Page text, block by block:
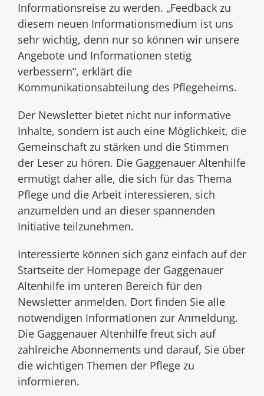
Informationsreise zu werden. „Feedback zu
diesem neuen Informationsmedium ist uns
sehr wichtig, denn nur so können wir unsere
Angebote und Informationen stetig
verbessern“, erklärt die
Kommunikationsabteilung des Pflegeheims.
Der Newsletter bietet nicht nur informative
Inhalte, sondern ist auch eine Möglichkeit, die
Gemeinschaft zu stärken und die Stimmen
der Leser zu hören. Die Gaggenauer Altenhilfe
ermutigt daher alle, die sich für das Thema
Pflege und die Arbeit interessieren, sich
anzumelden und an dieser spannenden
Initiative teilzunehmen.
Interessierte können sich ganz einfach auf der
Startseite der Homepage der Gaggenauer
Altenhilfe im unteren Bereich für den
Newsletter anmelden. Dort finden Sie alle
notwendigen Informationen zur Anmeldung.
Die Gaggenauer Altenhilfe freut sich auf
zahlreiche Abonnements und darauf, Sie über
die wichtigen Themen der Pflege zu
informieren.